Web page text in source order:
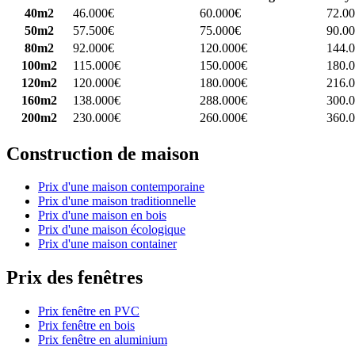
40m2
46.000€ 60.000€
50m2
57.500€ 75.000€
80m2
92.000€ 120.000€
100m2
115.000€ 150.000€
120m2
120.000€ 180.000€
160m2
138.000€ 288.000€
200m2
230.000€ 260.000€
Construction de maison
Prix d'une maison contemporaine
Prix d'une maison traditionnelle
Prix d'une maison en bois
Prix d'une maison écologique
Prix d'une maison container
Prix des fenêtres
Prix fenêtre en PVC
Prix fenêtre en bois
Prix fenêtre en aluminium